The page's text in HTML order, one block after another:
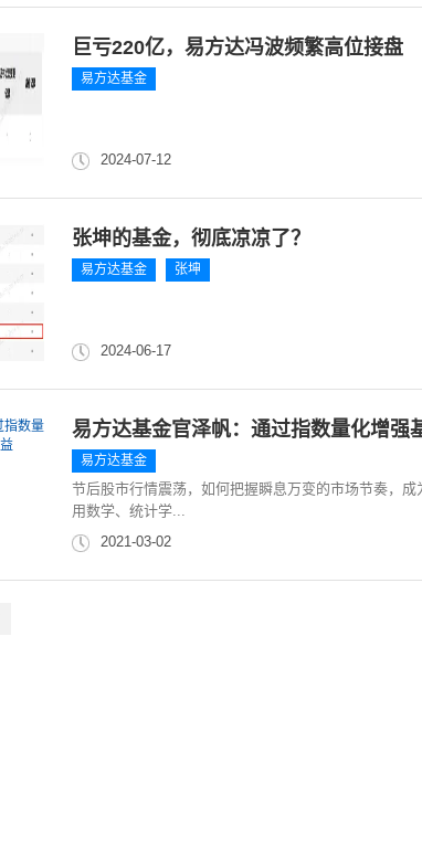
巨亏220亿，易方达冯波频繁高位接盘
易方达基金
2024-07-12
张坤的基金，彻底凉凉了？
易方达基金 张坤
2024-06-17
易方达基金官泽帆：通过指数量化增强
易方达基金
节后股市行情震荡，如何把握瞬息万变的市场节奏，
用数学、统计学...
2021-03-02